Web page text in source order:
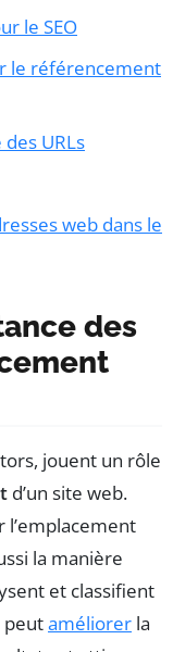
le SEO
le référencement
URLs
web dans le
des
jouent un rôle
d’un site web.
l’emplacement
la manière
et classifient
peutaméliorer la